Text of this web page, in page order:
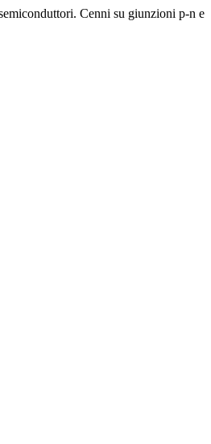
Cenni su giunzioni p-n e